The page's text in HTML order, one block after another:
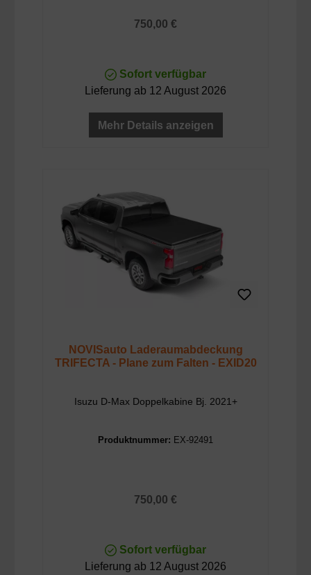
Regulärer Preis:
750,00 €
Sofort verfügbar
Lieferung ab 12 August 2026
Mehr Details anzeigen
NOVISauto Laderaumabdeckung
TRIFECTA - Plane zum Falten - EXID20
Isuzu D-Max Doppelkabine Bj. 2021+
Produktnummer: EX-92491
Regulärer Preis:
750,00 €
Sofort verfügbar
Lieferung ab 12 August 2026